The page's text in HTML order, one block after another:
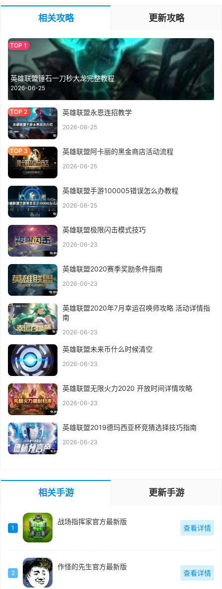
相关攻略 更新攻略
英雄联盟锤石一刀秒大龙完整教程
2026-06-25
英雄联盟永恩连招教学
2026-06-25
英雄联盟阿卡丽的黑金商店活动流程
2026-06-25
英雄联盟手游100005错误怎么办教程
2026-06-25
英雄联盟极限闪击模式技巧
2026-06-23
英雄联盟2020赛季奖励条件指南
2026-06-23
英雄联盟2020年7月幸运召唤师攻略 活动详情指
南
2026-06-23
英雄联盟未来币什么时候清空
2026-06-23
英雄联盟无限火力2020 开放时间详情攻略
2026-06-23
英雄联盟2019德玛西亚杯竞猜选择技巧指南
2026-06-23
相关手游 更新手游
1
战场指挥家官方最新版
查看详情
2
作怪的先生官方最新版
查看详情